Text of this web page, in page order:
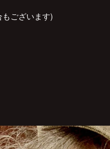
ございます)